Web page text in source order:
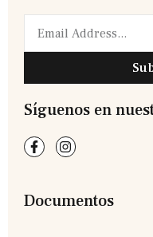
Síguenos en
Documentos